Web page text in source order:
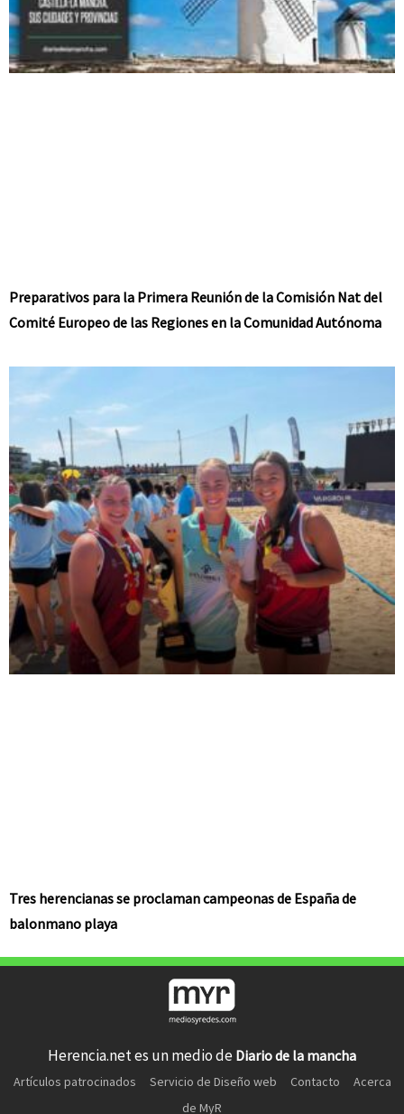
Preparativos para la Primera Reunión de la Comisión Nat del
Comité Europeo de las Regiones en la Comunidad Autónoma
Tres herencianas se proclaman campeonas de España de
balonmano playa
Herencia.net es un medio de Diario de la mancha
Artículos patrocinados Servicio de Diseño web Contacto
Acerca
de MyR